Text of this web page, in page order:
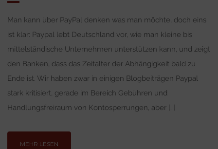
Man kann über PayPal denken was man möchte, doch eins
ist klar: Paypal lebt Deutschland vor, wie man kleine bis
mittelständische Unternehmen unterstützen kann, und zeigt
den Banken, dass das Zeitalter der Abhängigkeit bald zu
Ende ist. Wir haben zwar in einigen Blogbeiträgen Paypal
stark kritisiert, gerade im Bereich Gebühren und
Handlungsfreiraum von Kontosperrungen, aber […]
MEHR LESEN